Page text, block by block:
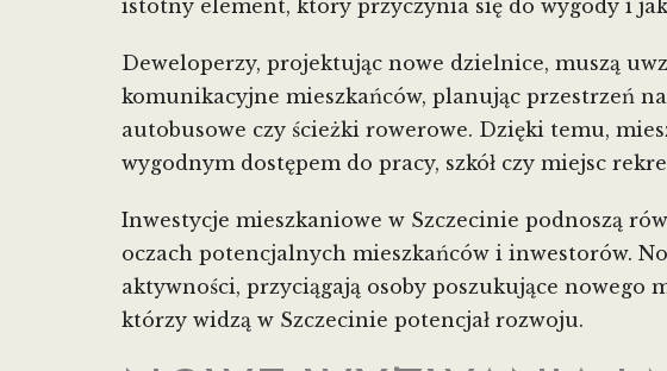
istotny element, który przyczynia się do wygody i
Deweloperzy, projektując nowe dzielnice, muszą
komunikacyjne mieszkańców, planując przestrzeń
autobusowe czy ścieżki rowerowe. Dzięki temu,
wygodnym dostępem do pracy, szkół czy miejsc
Inwestycje mieszkaniowe w Szczecinie podnoszą
oczach potencjalnych mieszkańców i inwestorów.
aktywności, przyciągają osoby poszukujące nowego
którzy widzą w Szczecinie potencjał rozwoju.